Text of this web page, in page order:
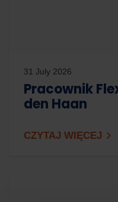
31 July 2026
Pracownik
den Haan
CZYTAJ WIĘCEJ